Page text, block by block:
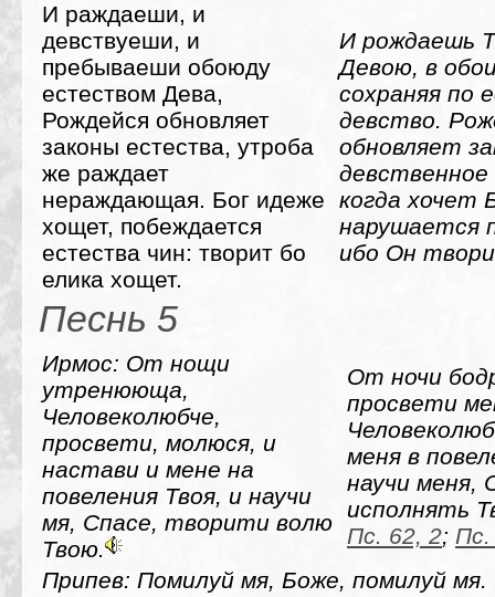
И раждаеши, и
девствуеши, и
пребываеши обоюду
естеством Дева,
Рождейся обновляет
законы естества, утроба
же раждает
нераждающая. Бог идеже
хощет, побеждается
естества чин: творит бо
елика хощет.
И рождаешь
Девою, в
сохраняя по
девство.
обновляет
когда хочет
нарушается
ибо Он
Песнь 5
Ирмос: От нощи
утренююща,
Человеколюбче,
просвети, молюся, и
настави и мене на
повеления Твоя, и научи
мя, Спасе, творити волю
Твою.
От ночи
просвети
меня в
научи меня,
исполнять
Пс. 62, 2; Пс.
Припев: Помилуй мя, Боже, помилуй мя.